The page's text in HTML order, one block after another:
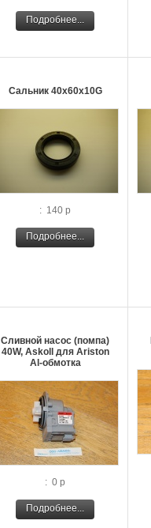
Подробнее...
Сальник 40х60х10G
: 140 р
Подробнее...
Сливной насос (помпа)
40W, Askoll для Ariston
Al-обмотка
: 0 р
Подробнее...